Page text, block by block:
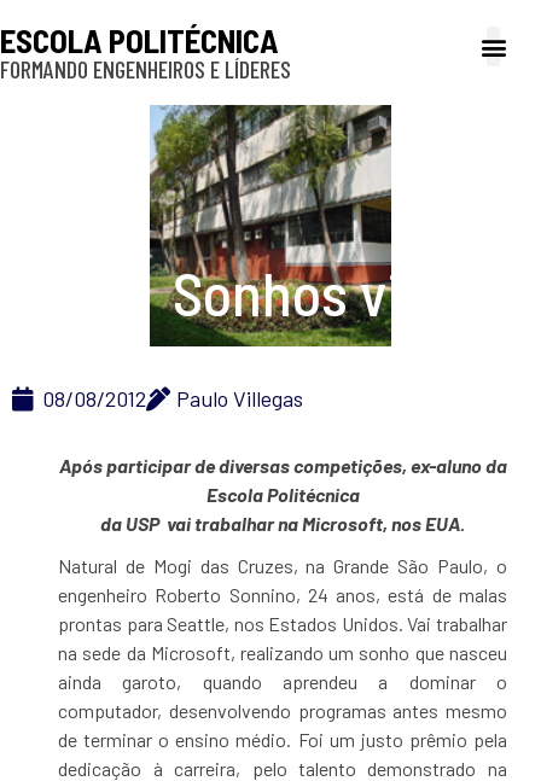
ESCOLA POLITÉCNICA
FORMANDO ENGENHEIROS E LÍDERES
Sonhos virtuais
08/08/2012 Paulo Villegas
Após participar de diversas competições, ex-aluno da
Escola Politécnica
da USP vai trabalhar na Microsoft, nos EUA.
Natural de Mogi das Cruzes, na Grande São Paulo, o
engenheiro Roberto Sonnino, 24 anos, está de malas
prontas para Seattle, nos Estados Unidos. Vai trabalhar
na sede da Microsoft, realizando um sonho que nasceu
ainda garoto, quando aprendeu a dominar o
computador, desenvolvendo programas antes mesmo
de terminar o ensino médio. Foi um justo prêmio pela
dedicação à carreira, pelo talento demonstrado na